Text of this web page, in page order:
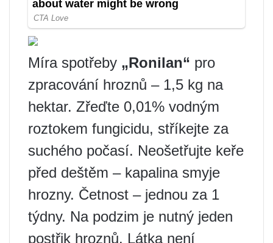
Míra spotřeby „Ronilan“ pro
zpracování hroznů – 1,5 kg na
hektar. Zřeďte 0,01% vodným
roztokem fungicidu, stříkejte za
suchého počasí. Neošetřujte keře
před deštěm – kapalina smyje
hrozny. Četnost – jednou za 1
týdny. Na podzim je nutný jeden
postřik hroznů. Látka není